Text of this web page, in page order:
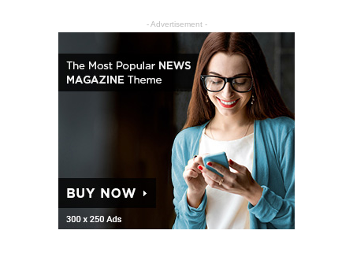
- Advertisement -